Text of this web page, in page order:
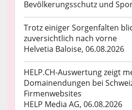
Bevölkerungsschutz und
Trotz einiger Sorgenfalten
zuversichtlich nach vorne
Helvetia Baloise, 06.08.2026
HELP.CH-Auswertung zeigt
Domainendungen bei
Firmenwebsites
HELP Media AG, 06.08.2026